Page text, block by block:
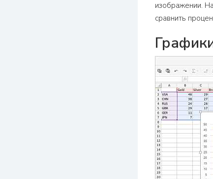
изображении.
сравнить